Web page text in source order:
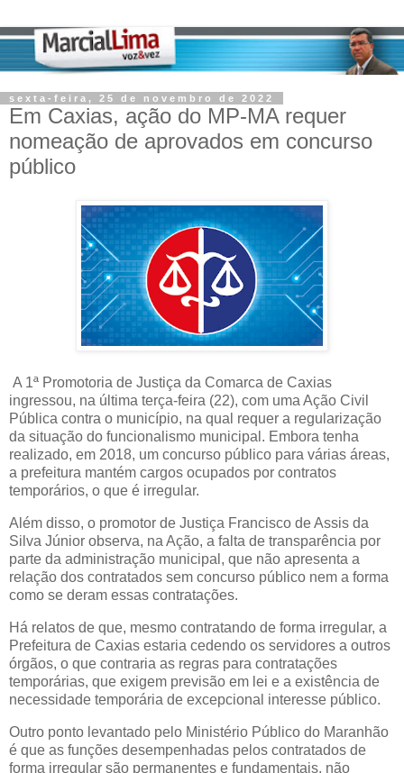
sexta-feira, 25 de novembro de 2022
Em Caxias, ação do MP-MA requer
nomeação de aprovados em concurso
público
A 1ª Promotoria de Justiça da Comarca de Caxias
ingressou, na última terça-feira (22), com uma Ação Civil
Pública contra o município, na qual requer a regularização
da situação do funcionalismo municipal. Embora tenha
realizado, em 2018, um concurso público para várias áreas,
a prefeitura mantém cargos ocupados por contratos
temporários, o que é irregular.
Além disso, o promotor de Justiça Francisco de Assis da
Silva Júnior observa, na Ação, a falta de transparência por
parte da administração municipal, que não apresenta a
relação dos contratados sem concurso público nem a forma
como se deram essas contratações.
Há relatos de que, mesmo contratando de forma irregular, a
Prefeitura de Caxias estaria cedendo os servidores a outros
órgãos, o que contraria as regras para contratações
temporárias, que exigem previsão em lei e a existência de
necessidade temporária de excepcional interesse público.
Outro ponto levantado pelo Ministério Público do Maranhão
é que as funções desempenhadas pelos contratados de
forma irregular são permanentes e fundamentais, não